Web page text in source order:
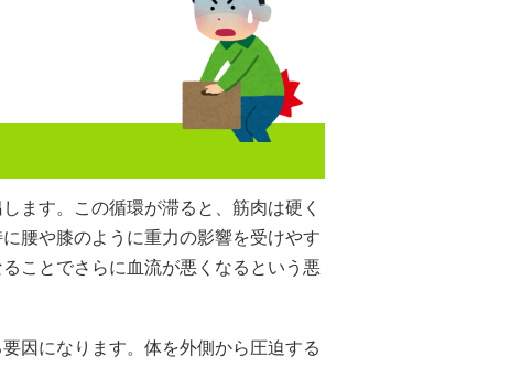
します。この循環が滞ると、筋肉は硬く
腰や膝のように重力の影響を受けやす
ことでさらに血流が悪くなるという悪
因になります。体を外側から圧迫する